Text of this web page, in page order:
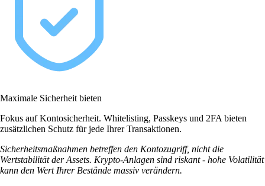
Maximale Sicherheit bieten
Fokus auf Kontosicherheit. Whitelisting, Passkeys und 2FA bieten
zusätzlichen Schutz für jede Ihrer Transaktionen.
Sicherheitsmaßnahmen betreffen den Kontozugriff, nicht die
Wertstabilität der Assets. Krypto-Anlagen sind riskant - hohe Volatilität
kann den Wert Ihrer Bestände massiv verändern.